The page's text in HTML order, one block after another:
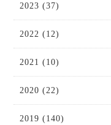
2023 (37)
2022 (12)
2021 (10)
2020 (22)
2019 (140)